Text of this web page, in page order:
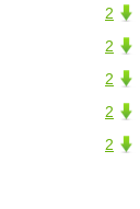
2
2
2
2
2